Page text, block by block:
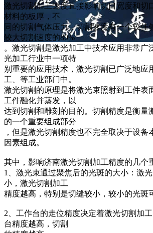
激光切割加工速度直接影响切口宽度和切
材料的板厚，不
同的切割气体压力，切割速度有一个较佳
较大切割速度的80%
。激光切割是激光加工中技术应用非常广
光加工行业中一项特
别重要的应用技术，激光切割已广泛地应
工、等工业部门中。
激光切割的原理是将激光束照射到工件表
工件融化并蒸发，以
达到切割和雕刻的目的。切割精度是衡量
的一个重要组成部分
，但是激光切割精度也不完全取决于设备
因素组成。
其中，影响济南激光切割加工精度的几个
1、激光束通过聚焦后的光斑的大小：激
小，激光切割加工
精度越高，特别是切缝较小，较小的光斑
2、工作台的走位精度决定着激光切割加
台精度越高，切割